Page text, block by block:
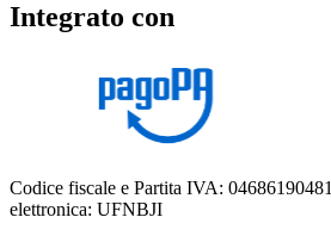
Integrato con
Codice fiscale e Partita IVA: 04686190481
elettronica: UFNBJI